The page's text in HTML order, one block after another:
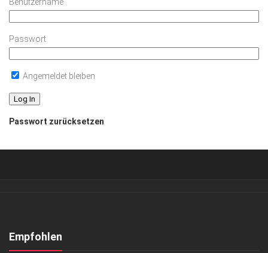
Benutzername
Passwort
Angemeldet bleiben
Passwort zurücksetzen
Kontakt, Impressum
Empfohlen